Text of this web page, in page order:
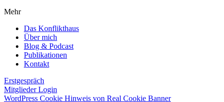
Mehr
Das Konflikthaus
Über mich
Blog & Podcast
Publikationen
Kontakt
Erstgespräch
Mitglieder Login
WordPress Cookie Hinweis von Real Cookie Banner